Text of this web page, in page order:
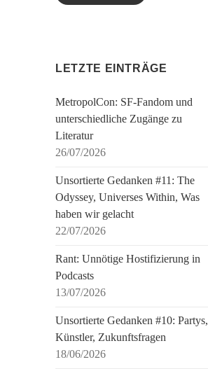
LETZTE EINTRÄGE
MetropolCon: SF-Fandom und
unterschiedliche Zugänge zu
Literatur
26/07/2026
Unsortierte Gedanken #11: The
Odyssey, Universes Within, Was
haben wir gelacht
22/07/2026
Rant: Unnötige Hostifizierung in
Podcasts
13/07/2026
Unsortierte Gedanken #10: Partys,
Künstler, Zukunftsfragen
18/06/2026